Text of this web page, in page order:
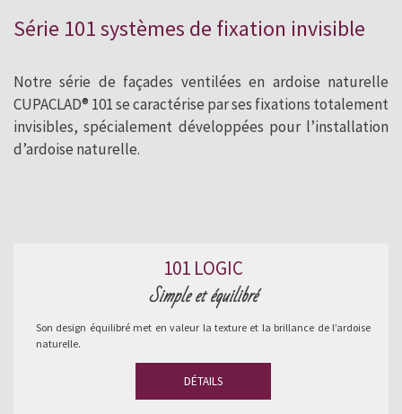
Série 101 systèmes de fixation invisible
Notre série de façades ventilées en ardoise naturelle
CUPACLAD® 101 se caractérise par ses fixations totalement
invisibles, spécialement développées pour l’installation
d’ardoise naturelle.
101 LOGIC
Simple et équilibré
Son design équilibré met en valeur la texture et la brillance de l’ardoise
naturelle.
DÉTAILS